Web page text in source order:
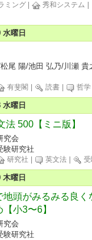
ミング 秀和システム
水曜日
尾 陽/池田 弘乃/川瀬 貴
有斐閣 読書 哲学
水曜日
法 500【ミニ版】
究会
験研究社
研究社 英文法 受
木曜日
地頭がみるみる良
小3〜6】
究会
験研究社